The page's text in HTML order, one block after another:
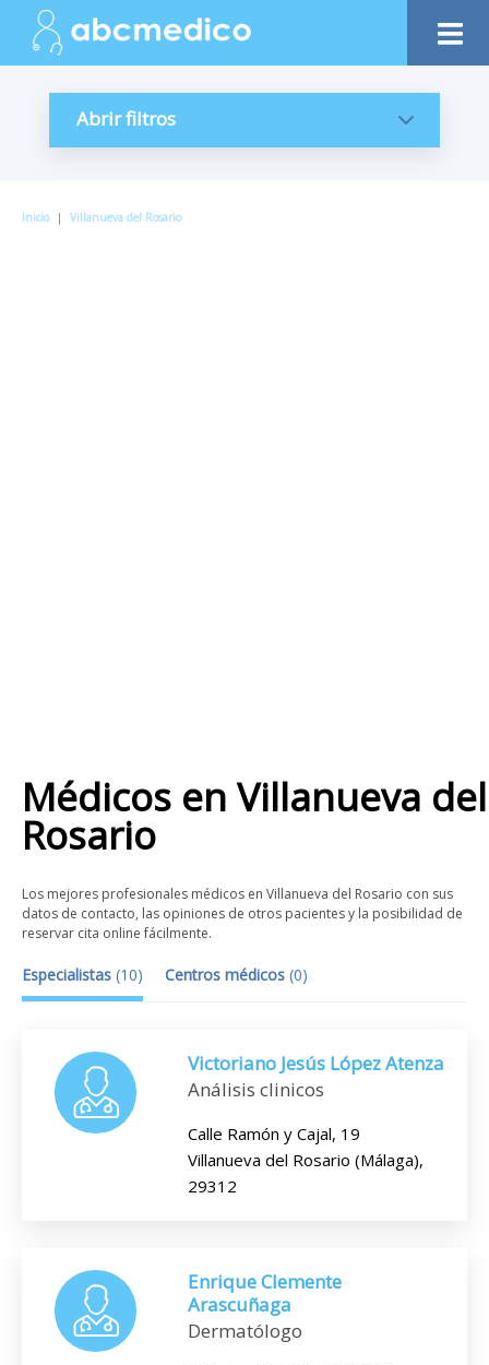
Abrir filtros
Inicio | Villanueva del Rosario
Médicos enVillanueva del
Rosario
Los mejores profesionales médicos en Villanueva del Rosario con sus
datos de contacto, las opiniones de otros pacientes y la posibilidad de
reservar cita online fácilmente.
Especialistas (10) Centros médicos (0)
Victoriano Jesús López Atenza
Análisis clinicos
Calle Ramón y Cajal, 19
Villanueva del Rosario (Málaga),
29312
Enrique Clemente
Arascuñaga
Dermatólogo